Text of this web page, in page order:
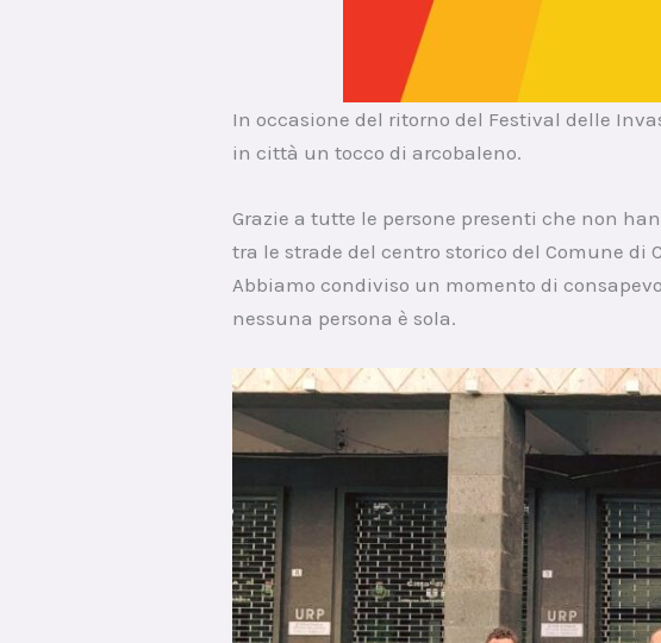
In occasione del ritorno del Festival delle
in città un tocco di arcobaleno.
Grazie a tutte le persone presenti che non
tra le strade del centro storico del Comune di
Abbiamo condiviso un momento di
nessuna persona è sola.